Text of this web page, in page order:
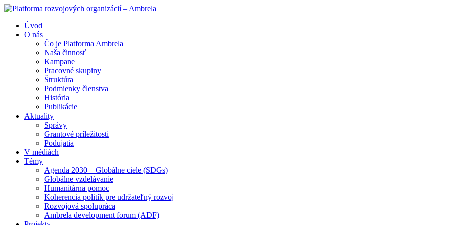
Úvod
O nás
Čo je Platforma Ambrela
Naša činnosť
Kampane
Pracovné skupiny
Štruktúra
Podmienky členstva
História
Publikácie
Aktuality
Správy
Grantové príležitosti
Podujatia
V médiách
Témy
Agenda 2030 – Globálne ciele (SDGs)
Globálne vzdelávanie
Humanitárna pomoc
Koherencia politík pre udržateľný rozvoj
Rozvojová spolupráca
Ambrela development forum (ADF)